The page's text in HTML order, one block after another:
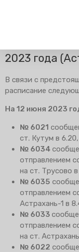
Пассажирам
Справочник
Режим работы
Способы оплаты
Абонементные
Схема обращения
пригородных
Мобильное
Правила проезда
Для
пассажиров
Изменение
2023 года
В связи с
расписание
На 12 июня 2023
№ 6021
ст. Кутум в
№ 6034
отправлением
на ст. Трусово
№ 6035
отправлением
Астрахань-1 в
№ 6033
отправлением
на ст.
№ 6022